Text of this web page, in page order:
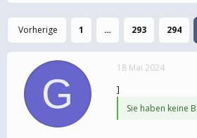
s
t
e
l
e
r
s
t
m
Vorherige 1 … 293 294
G
18 Mai 2024
]
Sie haben keine